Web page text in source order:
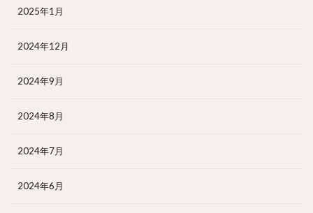
2025年1月
2024年12月
2024年9月
2024年8月
2024年7月
2024年6月